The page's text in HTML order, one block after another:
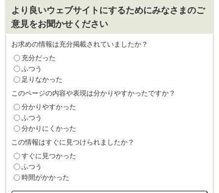
より良いウェブサイトにするためにみなさまのご
意見をお聞かせください
お求めの情報は充分掲載されていましたか？
充分だった
ふつう
足りなかった
このページの内容や表現は分かりやすかったですか？
分かりやすかった
ふつう
分かりにくかった
この情報はすぐに見つけられましたか？
すぐに見つかった
ふつう
時間がかかった